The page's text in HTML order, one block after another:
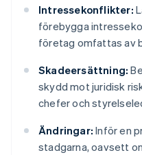
Intressekonflikter:
förebygga
företag omfattas av
Skadeersättning:
skydd mot juridisk
chefer och
Ändringar: Inför en
stadgarna, oavsett